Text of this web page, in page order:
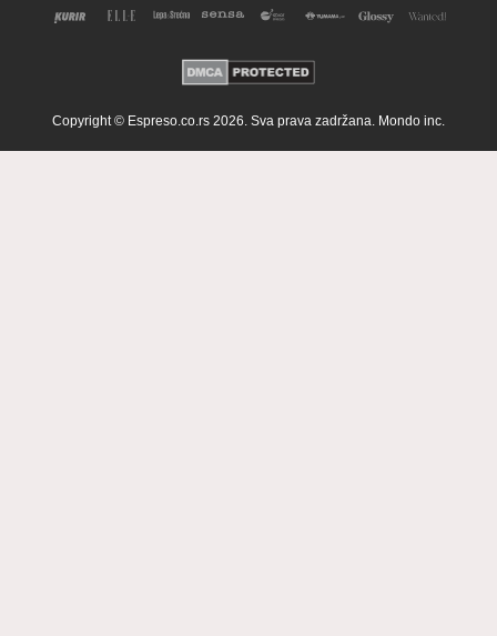
Copyright © Espreso.co.rs 2026. Sva prava zadržana. Mondo inc.